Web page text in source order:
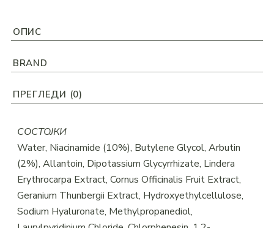
ОПИС
BRAND
ПРЕГЛЕДИ (0)
СОСТОЈКИ
Water, Niacinamide (10%), Butylene Glycol, Arbutin
(2%), Allantoin, Dipotassium Glycyrrhizate, Lindera
Erythrocarpa Extract, Cornus Officinalis Fruit Extract,
Geranium Thunbergii Extract, Hydroxyethylcellulose,
Sodium Hyaluronate, Methylpropanediol,